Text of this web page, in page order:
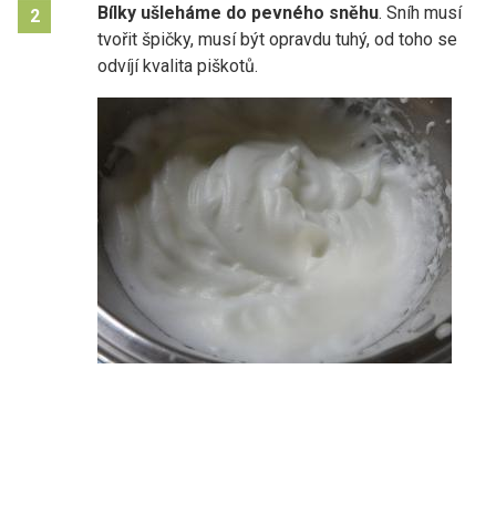
2 Bílky ušleháme do pevného sněhu. Sníh musí
tvořit špičky, musí být opravdu tuhý, od toho se
odvíjí kvalita piškotů.